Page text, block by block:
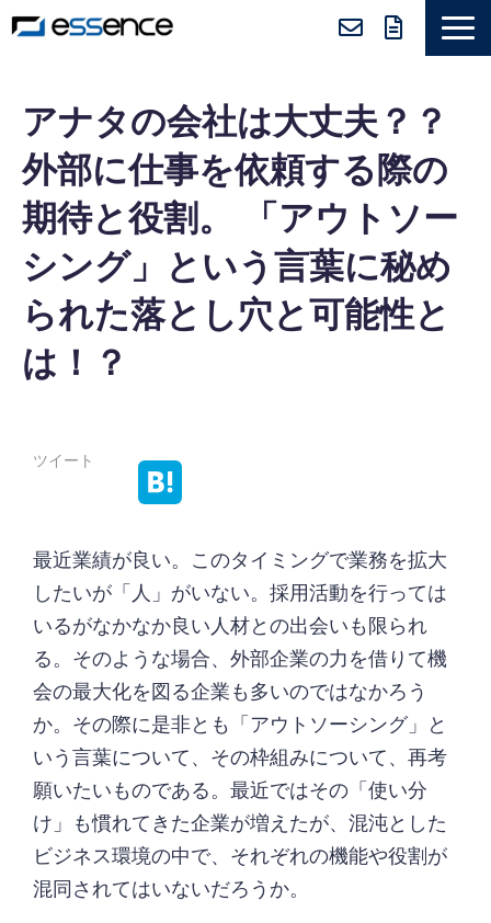
サービス紹介
ニュース＆トピックス
会社紹介
採用情報
セミナー＆コラム
アナタの会社は大丈夫？？
外部に仕事を依頼する際の
期待と役割。 「アウトソー
シング」という言葉に秘め
られた落とし穴と可能性と
は！？
ツイート
最近業績が良い。このタイミングで業務を拡大
したいが「人」がいない。採用活動を行っては
いるがなかなか良い人材との出会いも限られ
る。そのような場合、外部企業の力を借りて機
会の最大化を図る企業も多いのではなかろう
か。その際に是非とも「アウトソーシング」と
いう言葉について、その枠組みについて、再考
願いたいものである。最近ではその「使い分
け」も慣れてきた企業が増えたが、混沌とした
ビジネス環境の中で、それぞれの機能や役割が
混同されてはいないだろうか。